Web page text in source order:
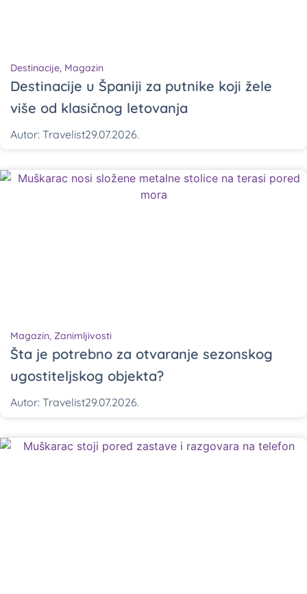
Destinacije, Magazin
Destinacije u Španiji za putnike koji žele
više od klasičnog letovanja
Autor: Travelist29.07.2026.
Magazin, Zanimljivosti
Šta je potrebno za otvaranje sezonskog
ugostiteljskog objekta?
Autor: Travelist29.07.2026.